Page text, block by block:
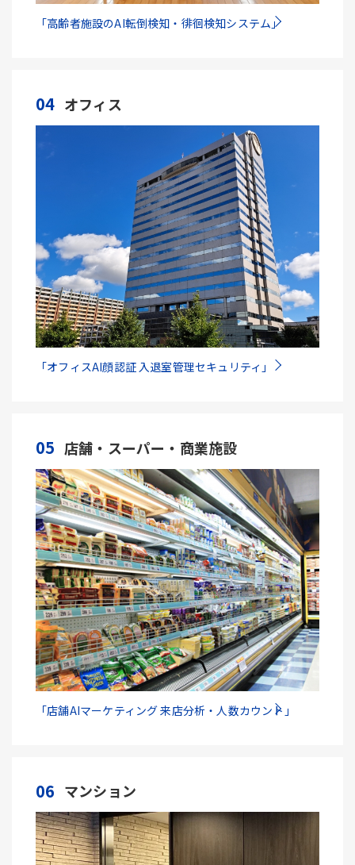
「高齢者施設のAI転倒検知・徘徊検知システム」
04 オフィス
「オフィスAI顔認証 入退室管理セキュリティ」
05 店舗・スーパー・商業施設
「店舗AIマーケティング 来店分析・人数カウント」
06 マンション